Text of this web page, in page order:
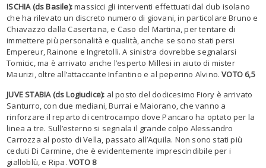
ISCHIA (ds Basile):massicci gli interventi effettuati dal club isolano
che ha rilevato un discreto numero di giovani, in particolare Bruno e
Chiavazzo dalla Casertana, e Caso del Martina, per tentare di
immettere più personalità e qualità, anche se sono stati persi
Empereur, Rainone e Ingretolli. A sinistra dovrebbe segnalarsi
Tomicic, ma è arrivato anche l’esperto Millesi in aiuto di mister
Maurizi, oltre all’attaccante Infantino e al peperino Alvino.VOTO 6,5
JUVE STABIA (ds Logiudice): al posto del dodicesimo Fiory è arrivato
Santurro, con due mediani, Burrai e Maiorano, che vanno a
rinforzare il reparto di centrocampo dove Pancaro ha optato per la
linea a tre. Sull’esterno si segnala il grande colpo Alessandro
Carrozza al posto di Vella, passato all’Aquila. Non sono stati più
ceduti Di Carmine, che è evidentemente imprescindibile per i
gialloblù, e Ripa. VOTO 8